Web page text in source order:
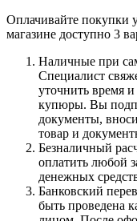
Оплачивайте покупки
магазине доступно 3
Наличные при
Специалист
уточнить время
купюры. Вы
документы,
товар и
Безналичный
оплатить любой
денежных
Банковский
быть проведена